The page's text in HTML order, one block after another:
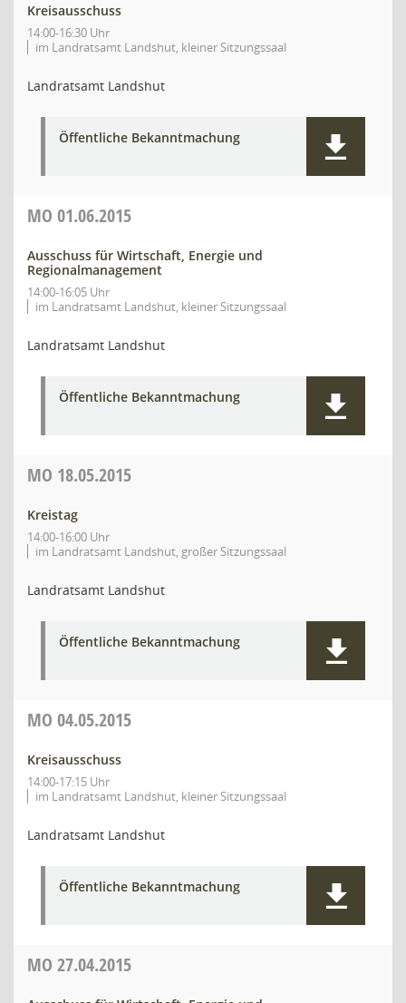
Kreisausschuss
14:00-16:30 Uhr
im Landratsamt Landshut, kleiner Sitzungssaal
Landratsamt Landshut
Öffentliche Bekanntmachung
MO 01.06.2015
Ausschuss für Wirtschaft, Energie und
Regionalmanagement
14:00-16:05 Uhr
im Landratsamt Landshut, kleiner Sitzungssaal
Landratsamt Landshut
Öffentliche Bekanntmachung
MO 18.05.2015
Kreistag
14:00-16:00 Uhr
im Landratsamt Landshut, großer Sitzungssaal
Landratsamt Landshut
Öffentliche Bekanntmachung
MO 04.05.2015
Kreisausschuss
14:00-17:15 Uhr
im Landratsamt Landshut, kleiner Sitzungssaal
Landratsamt Landshut
Öffentliche Bekanntmachung
MO 27.04.2015